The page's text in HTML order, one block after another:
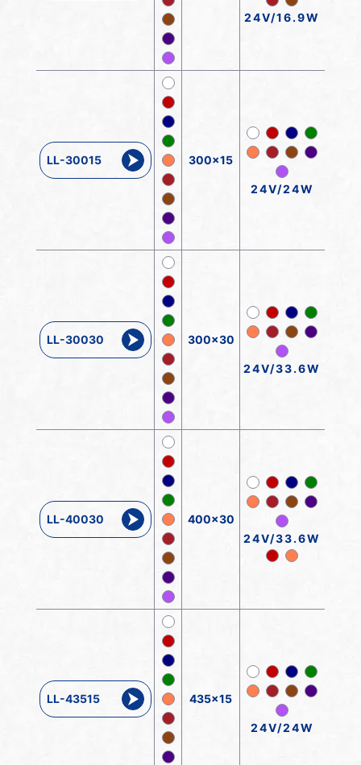
24V/16.9W
LL-30015 300x15
24V/24W
LL-30030 300x30
24V/33.6W
LL-40030
400x30
24V/33.6W
LL-43515 435x15
24V/24W